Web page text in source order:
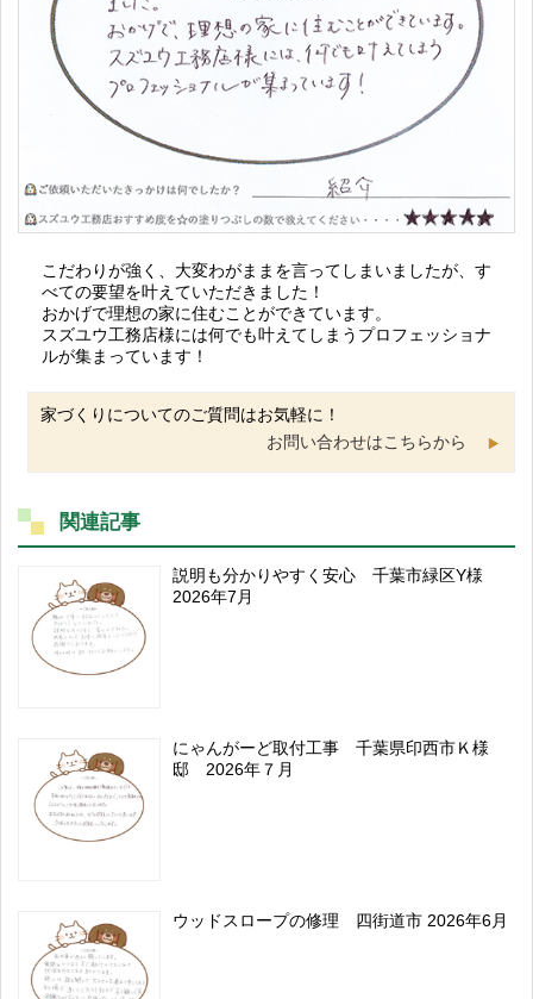
こだわりが強く、大変わがままを言ってしまいましたが、す
べての要望を叶えていただきました！
おかげで理想の家に住むことができています。
スズユウ工務店様には何でも叶えてしまうプロフェッショナ
ルが集まっています！
家づくりについてのご質問はお気軽に！
お問い合わせはこちらから
関連記事
説明も分かりやすく安心 千葉市緑区Y様
2026年7月
にゃんがーど取付工事 千葉県印西市Ｋ様
邸 2026年７月
ウッドスロープの修理 四街道市 2026年6月